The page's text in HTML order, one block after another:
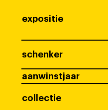
expositie
schenker
aanwinstjaar
collectie